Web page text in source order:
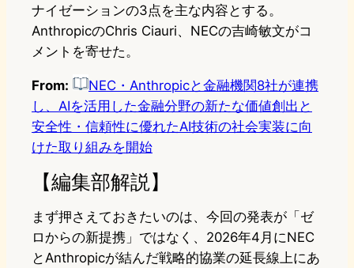
ナイゼーションの3点を主な内容とする。
AnthropicのChris Ciauri、NECの吉崎敏文がコ
メントを寄せた。
From:
NEC・Anthropicと金融機関8社が連携
し、AIを活用した金融分野の新たな価値創出と
安全性・信頼性に優れたAI技術の社会実装に向
けた取り組みを開始
【編集部解説】
まず押さえておきたいのは、今回の発表が「ゼ
ロからの新提携」ではなく、2026年4月にNEC
とAnthropicが結んだ戦略的協業の延長線上にあ